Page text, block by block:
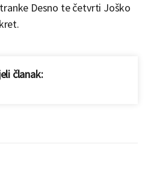
Desno te četvrti Joško
članak: